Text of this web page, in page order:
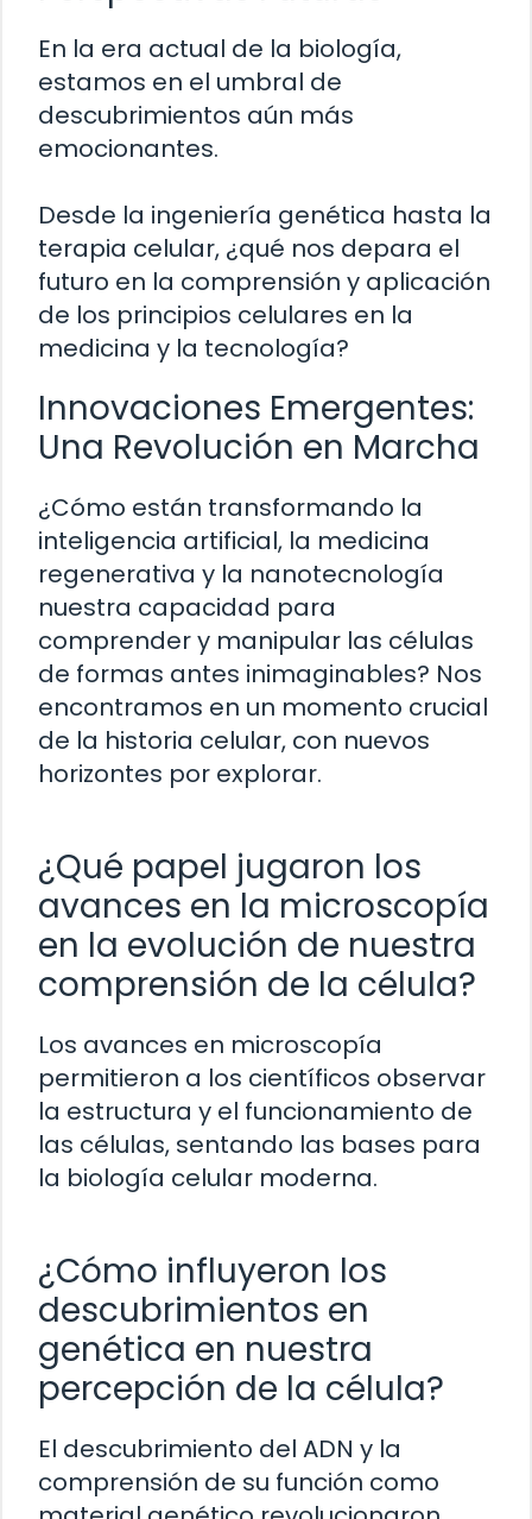
En la era actual de la biología,
estamos en el umbral de
descubrimientos aún más
emocionantes.
Desde la ingeniería genética hasta la
terapia celular, ¿qué nos depara el
futuro en la comprensión y aplicación
de los principios celulares en la
medicina y la tecnología?
Innovaciones Emergentes:
Una Revolución en Marcha
¿Cómo están transformando la
inteligencia artificial, la medicina
regenerativa y la nanotecnología
nuestra capacidad para
comprender y manipular las células
de formas antes inimaginables? Nos
encontramos en un momento crucial
de la historia celular, con nuevos
horizontes por explorar.
¿Qué papel jugaron los
avances en la microscopía
en la evolución de nuestra
comprensión de la célula?
Los avances en microscopía
permitieron a los científicos observar
la estructura y el funcionamiento de
las células, sentando las bases para
la biología celular moderna.
¿Cómo influyeron los
descubrimientos en
genética en nuestra
percepción de la célula?
El descubrimiento del ADN y la
comprensión de su función como